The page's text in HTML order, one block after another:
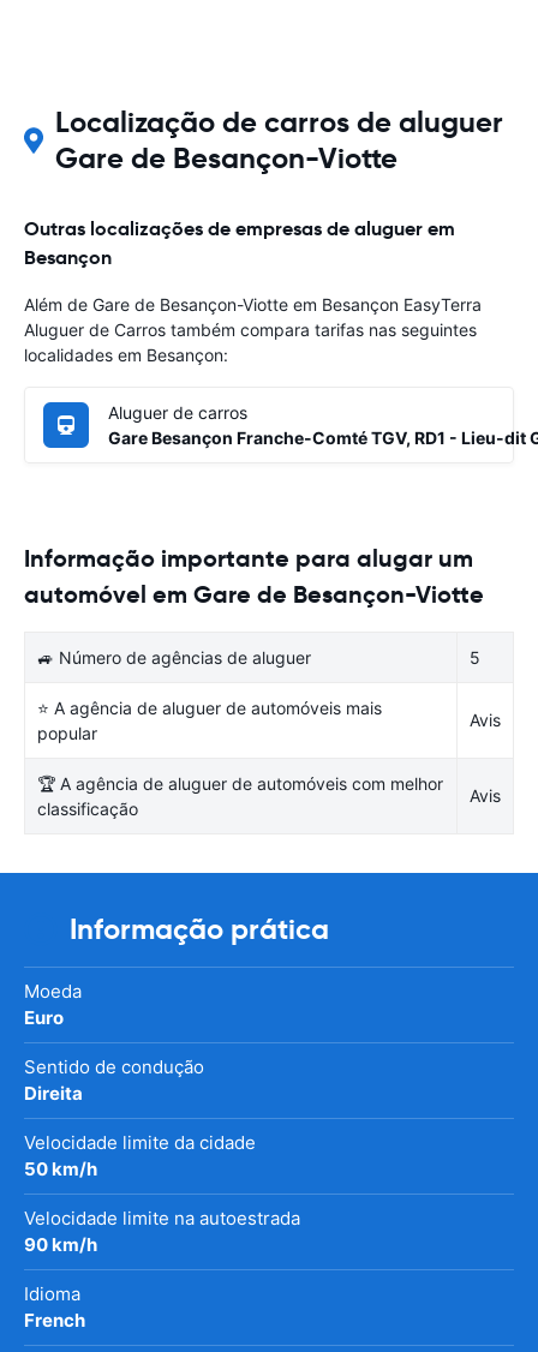
Localização de carros de aluguer
Gare de Besançon-Viotte
Outras localizações de empresas de aluguer em
Besançon
Além de Gare de Besançon-Viotte em Besançon EasyTerra
Aluguer de Carros também compara tarifas nas seguintes
localidades em Besançon:
Aluguer de carros
Gare Besançon Franche-Comté TGV, RD1 - Lieu-
Informação importante para alugar um
automóvel em Gare de Besançon-Viotte
🚙 Número de agências de aluguer 5
⭐ A agência de aluguer de automóveis mais
popular
Avis
🏆 A agência de aluguer de automóveis com melhor
classificação
Avis
Informação prática
Moeda
Euro
Sentido de condução
Direita
Velocidade limite da cidade
50 km/h
Velocidade limite na autoestrada
90 km/h
Idioma
French